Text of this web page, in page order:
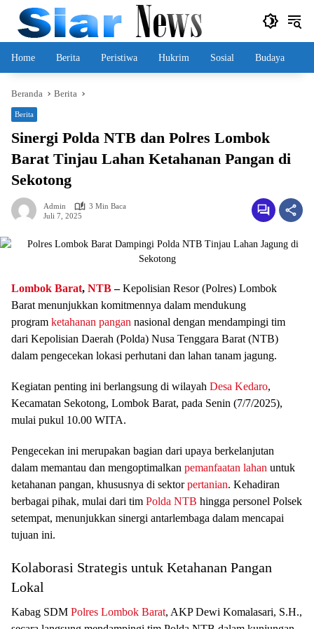
Langsung
konten
Home Berita Peristiwa Hukrim Sosial Budaya
Beranda Berita
Berita
Sinergi Polda NTB dan Polres Lombok
Barat Tinjau Lahan Ketahanan Pangan di
Sekotong
Admin
3 Min Baca
Juli 7, 2025
Lombok Barat, NTB–Kepolisian Resor (Polres) Lombok
Barat menunjukkan komitmennya dalam mendukung
program ketahanan pangan nasional dengan mendampingi tim
dari Kepolisian Daerah (Polda) Nusa Tenggara Barat (NTB)
dalam pengecekan lokasi perhutani dan lahan tanam jagung.
Kegiatan penting ini berlangsung di wilayah Desa Kedaro,
Kecamatan Sekotong, Lombok Barat, pada Senin (7/7/2025),
mulai pukul 10.00 WITA.
Pengecekan ini merupakan bagian dari upaya berkelanjutan
dalam memantau dan mengoptimalkan pemanfaatan lahan untuk
ketahanan pangan, khususnya di sektorpertanian. Kehadiran
berbagai pihak, mulai dari tim Polda NTB hingga personel Polsek
setempat, menunjukkan sinergi antarlembaga dalam mencapai
tujuan ini.
Kolaborasi Strategis untuk Ketahanan Pangan
Lokal
Kabag SDM Polres Lombok Barat, AKP Dewi Komalasari, S.H.,